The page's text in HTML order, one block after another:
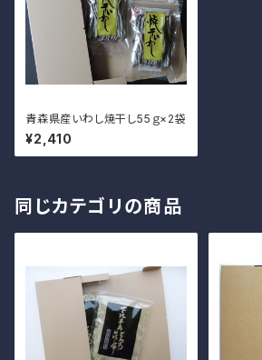
青森県産いわし焼干し55ｇ×2袋
¥2,410
同じカテゴリの商品